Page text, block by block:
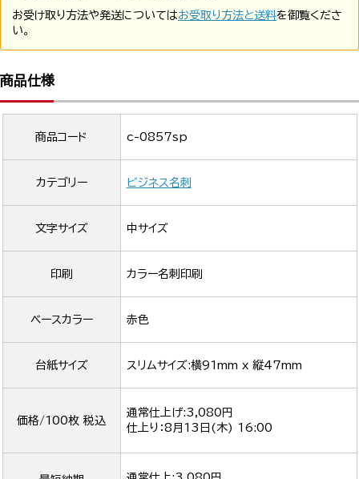
お受け取り方法や発送についてはお受取り方法と送料を御覧くださ
い。
商品仕様
商品コード c-0857sp
カテゴリー ビジネス名刺
文字サイズ 中サイズ
印刷 カラー名刺印刷
ベースカラー 赤色
台紙サイズ スリムサイズ:横91mm x 縦47mm
価格/100枚 税込
通常仕上げ:3,080円
仕上り：8月13日(木) 16:00